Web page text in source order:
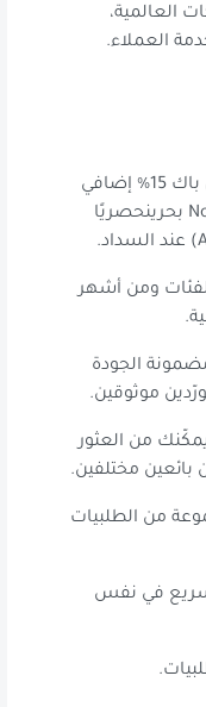
العالمية،
كود خصم نون 2025 يمنحك كاش باك 15% إضافي
على جميع المنتجات على متجر Noon بحرينحصريًا
الفئات ومن أشهر
أصلية 100% ومضمونة الجودة
موثوقين.
من العثور
بائعين مختلفين.
من الطلبيات
في نفس